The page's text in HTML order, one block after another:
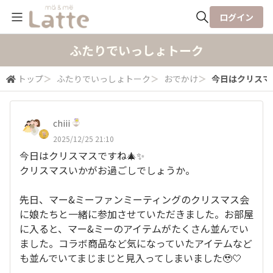
検索
ログイン
ふたりでいっしょトーク
トップ＞ ふたりでいっしょトーク ＞ おでかけ＞ 今日はクリス
chiii
2025/12/25 21:10
今日はクリスマスですね🎄✨
クリスマスいかがお過ごしでしょうか。
先日、マー&ミーファンミーティングのクリスマス会
に娘たちと一緒に参加させていただきました。お部屋
に入ると、マー&ミーのアイテムがたくさん並んでい
ました。コラボ商品など気になっていたアイテムなど
も並んでいてまじまじと見入ってしまいました🥹🤍